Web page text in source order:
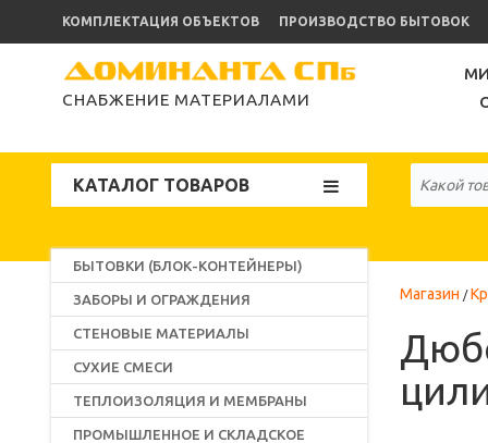
КОМПЛЕКТАЦИЯ ОБЪЕКТОВ ПРОИЗВОДСТВО БЫТОВОК
СНАБЖЕНИЕ МАТЕРИАЛАМИ
КАТАЛОГ ТОВАРОВ
БЫТОВКИ (БЛОК-КОНТЕЙНЕРЫ)
ЗАБОРЫ И ОГРАЖДЕНИЯ
СТЕНОВЫЕ МАТЕРИАЛЫ
СУХИЕ СМЕСИ
ТЕПЛОИЗОЛЯЦИЯ И МЕМБРАНЫ
ПРОМЫШЛЕННОЕ И СКЛАДСКОЕ
Магазин